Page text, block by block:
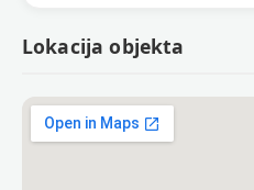
Lokacija objekta